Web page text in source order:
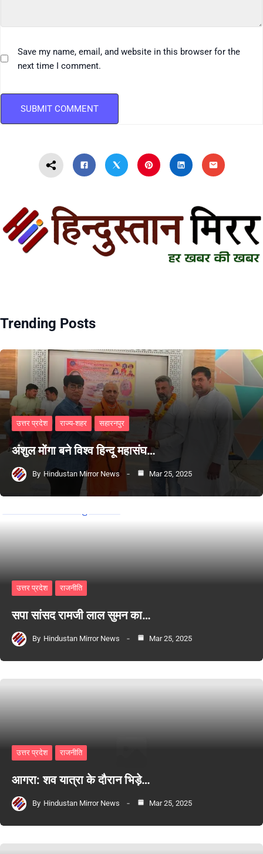
Save my name, email, and website in this browser for the
next time I comment.
Trending Posts
उत्तर प्रदेश राज्य-शहर सहारनपुर
अंशुल मोंगा बने विश्व हिन्दू महासंघ…
By Hindustan Mirror News Mar 25, 2025
उत्तर प्रदेश राजनीति
सपा सांसद रामजी लाल सुमन का…
By Hindustan Mirror News Mar 25, 2025
उत्तर प्रदेश राजनीति
आगरा: शव यात्रा के दौरान भिड़े…
By Hindustan Mirror News Mar 25, 2025